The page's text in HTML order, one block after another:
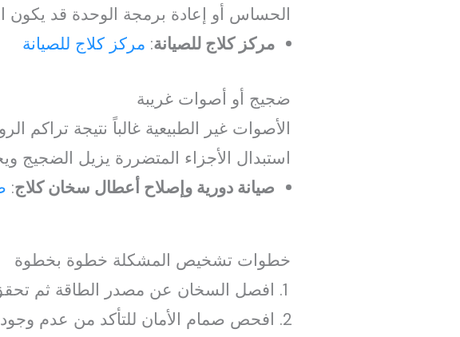
الحساس أو إعادة برمجة الوحدة قد يكون
مركز كلاج للصيانة: مركز كلاج للصيانة
ضجيج أو أصوات غريبة
الأصوات غير الطبيعية غالباً نتيجة تراكم
استبدال الأجزاء المتضررة يزيل الضجيج
صيانة دورية وإصلاح أعطال سخان كلاج:
خطوات تشخيص المشكلة خطوة بخطوة
افصل السخان عن مصدر الطاقة ثم
افحص صمام الأمان للتأكد من عدم